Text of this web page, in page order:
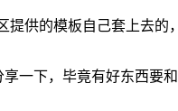
供的模板自己套上去的，
一下，毕竟有好东西要和